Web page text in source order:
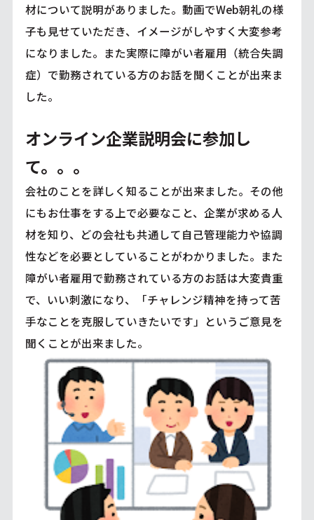
材について説明がありました。動画でWeb朝礼の様
子も見せていただき、イメージがしやすく大変参考
になりました。また実際に障がい者雇用（統合失調
症）で勤務されている方のお話を聞くことが出来ま
した。
オンライン企業説明会に参加し
て。。。
会社のことを詳しく知ることが出来ました。その他
にもお仕事をする上で必要なこと、企業が求める人
材を知り、どの会社も共通して自己管理能力や協調
性などを必要としていることがわかりました。また
障がい者雇用で勤務されている方のお話は大変貴重
で、いい刺激になり、「チャレンジ精神を持って苦
手なことを克服していきたいです」というご意見を
聞くことが出来ました。